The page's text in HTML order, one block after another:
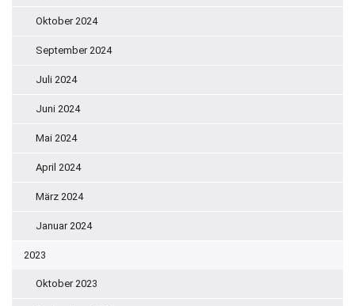
Oktober 2024
September 2024
Juli 2024
Juni 2024
Mai 2024
April 2024
März 2024
Januar 2024
2023
Oktober 2023